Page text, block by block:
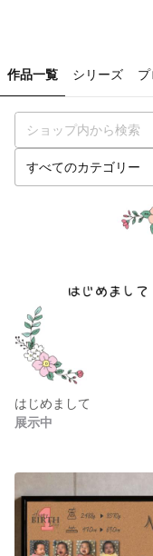
作品一覧 シリーズ
はじめまして
展示中